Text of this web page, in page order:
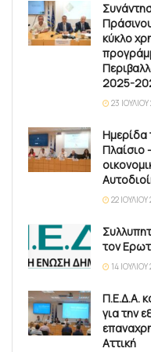
κύκλο
2025-
23
Ημερίδα
Πλαίσιο
22
τον
14
Π.Ε.Δ.Α.
για την
Αττική